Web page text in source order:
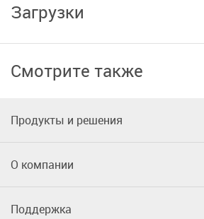
Загрузки
Смотрите также
Продукты и решения
О компании
Поддержка